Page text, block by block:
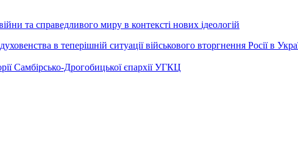
та справедливого миру в контексті нових ідеологій
в теперішній ситуації військового вторгнення Росії в
Самбірсько-Дрогобицької єпархії УГКЦ